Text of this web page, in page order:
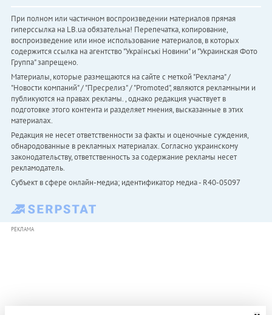
При полном или частичном воспроизведении материалов прямая
гиперссылка на LB.ua обязательна! Перепечатка, копирование,
воспроизведение или иное использование материалов, в которых
содержится ссылка на агентство "Українськi Новини" и "Украинская Фото
Группа" запрещено.
Материалы, которые размещаются на сайте с меткой "Реклама" /
"Новости компаний" / "Пресрелиз" / "Promoted", являются рекламными и
публикуются на правах рекламы. , однако редакция участвует в
подготовке этого контента и разделяет мнения, высказанные в этих
материалах.
Редакция не несет ответственности за факты и оценочные суждения,
обнародованные в рекламных материалах. Согласно украинскому
законодательству, ответственность за содержание рекламы несет
рекламодатель.
Субъект в сфере онлайн-медиа; идентификатор медиа - R40-05097
РЕКЛАМА